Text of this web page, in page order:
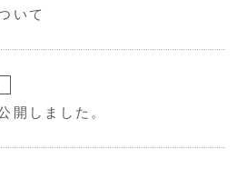
いて
開しました。